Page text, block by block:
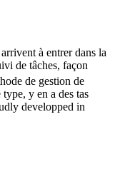
à entrer dans la
de tâches, façon
de gestion de
y en a des tas
developped in